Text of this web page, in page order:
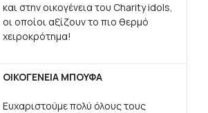
και στην οικογένεια του Charity idols,
οι οποίοι αξίζουν το πιο θερμό
χειροκρότημα!
ΟΙΚΟΓΕΝΕΙΑ ΜΠΟΥΦΑ
Ευχαριστούμε πολύ όλους τους